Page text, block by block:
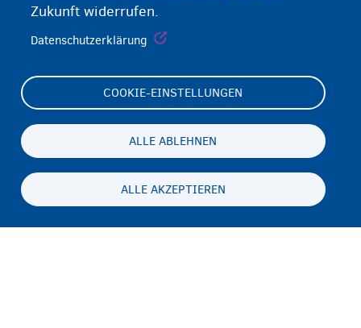
Zukunft widerrufen.
Datenschutzerklärung
COOKIE-EINSTELLUNGEN
ALLE ABLEHNEN
ALLE AKZEPTIEREN
Footer
(menu)
Cookie Settings
Datenschutz und Haftungsausschluss
DE
Persistent
menu